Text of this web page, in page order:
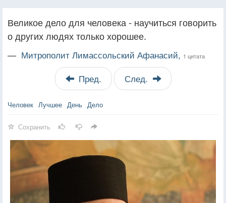
Великое дело для человека - научиться говорить
о других людях только хорошее.
— Митрополит Лимассольский Афанасий, 1 цитата
Пред. След.
Человек Лучшее День Дело
Сохранить